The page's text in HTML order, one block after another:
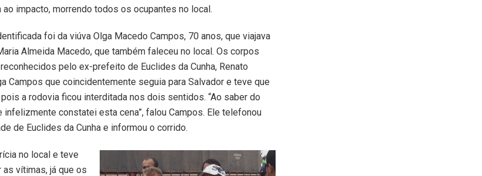
ao impacto, morrendo todos os ocupantes no local.
foi da viúva Olga Macedo Campos, 70 anos, que viajava
Almeida Macedo, que também faleceu no local. Os corpos
pelo ex-prefeito de Euclides da Cunha, Renato
Campos que coincidentemente seguia para Salvador e teve que
a rodovia ficou interditada nos dois sentidos. “Ao saber do
infelizmente constatei esta cena”, falou Campos. Ele telefonou
de Euclides da Cunha e informou o corrido.
no local e teve
vítimas, já que os